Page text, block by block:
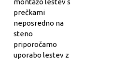
montažo lestev s
prečkami
neposredno na
steno
priporočamo
uporabo lestev z